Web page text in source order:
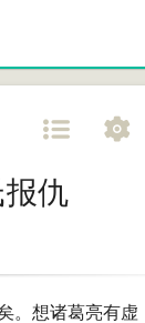
仇
。想诸葛亮有虚